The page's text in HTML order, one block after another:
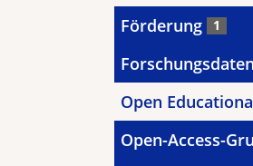
Förderung 1
Forschungsdaten
Open
Open-Access-